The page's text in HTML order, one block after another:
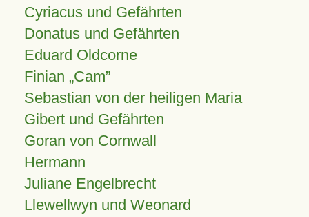
Cyriacus und Gefährten
Donatus und Gefährten
Eduard Oldcorne
Finian Cam
Sebastian von der heiligen Maria
Gibert und Gefährten
Goran von Cornwall
Hermann
Juliane Engelbrecht
Llewellwyn und Weonard